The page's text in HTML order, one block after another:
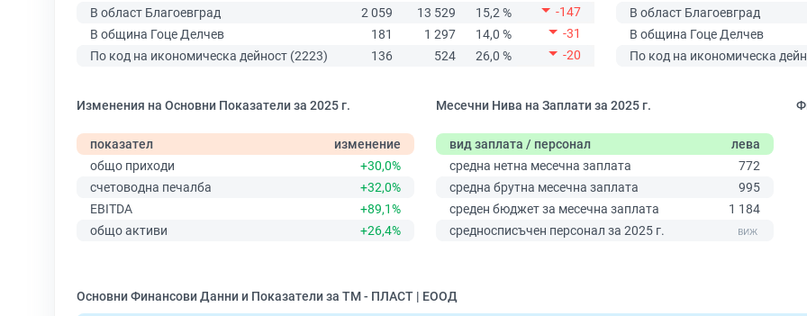
В област Благоевград
2 059 13 529 15,2 %
-147
В община Гоце Делчев
181 1 297 14,0 %
-31
По код на икономическа дейност (2223)
136 524 26,0 % -20
В област Благоевград
В община Гоце Делчев
По код на икономическа
Изменения на Основни Показатели за 2025 г.
показател
изменение
общо приходи
+30,0%
счетоводна печалба
+32,0%
EBITDA
+89,1%
общо активи
+26,4%
Месечни Нива на Заплати за 2025 г.
вид заплата / персонал
лева
средна нетна месечна заплата
772
средна брутна месечна заплата
995
среден бюджет за месечна заплата
1 184
средносписъчен персонал за 2025 г.
Основни Финансови Данни и Показатели за ТМ - ПЛАСТ | ЕООД